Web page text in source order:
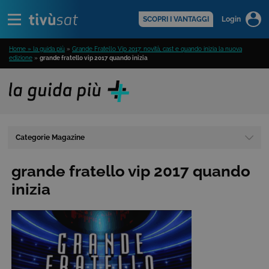
SCOPRI I VANTAGGI Login
Home » la guida più » Grande Fratello Vip 2017: novità, cast e quando inizia la nuova
edizione » grande fratello vip 2017 quando inizia
Categorie Magazine
grande fratello vip 2017 quando
inizia